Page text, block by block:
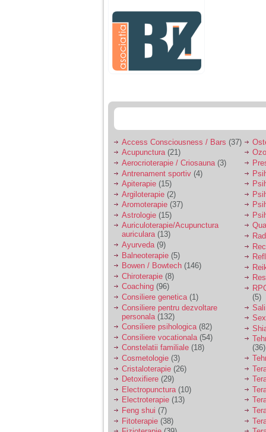
agresiva, orice
greseala era taxata cu
o palma sau pedepse.
De 4 ani am o relatie
serioasa cu un barbat
sa se manifeste o
Ma aflu aici pentru ca
vreau sa stiu daca am
nevoie de un psiholog
sau psihiatru.
Sunt casatorita, am
31 de ani si un copil in
varsta de 2 ani care
mi-e lumina ochilor.
De ceva timp simt ca
mi s-a adunat
oboseala, o oboseala
cronica de care nu pot
scapa si simt ca din
cauza ei nu pot
controla nervii si
cateodata are copilul
de suferit.
Am o bariera peste
care nu pot trece:
prietena mea a ramas
insarcinata cu o fata.
Am fost de comun
acord sa facem un
copil, cu gandul ca e
baiat.
Access Consciousness / Bars (37)
Acupunctura(21)
Aerocrioterapie / Criosauna (3)
Antrenament sportiv (4)
Apiterapie (15)
Argiloterapie (2)
Aromoterapie (37)
Astrologie (15)
Auriculoterapie/Acupunctura
auriculara(13)
Ayurveda(9)
Balneoterapie (5)
Bowen / Bowtech (146)
Chiroterapie (8)
Coaching (96)
Consiliere genetica(1)
Consiliere pentru dezvoltare
personala (132)
Consiliere psihologica(82)
Consiliere vocationala (54)
Constelatii familiale (18)
Cosmetologie (3)
Cristaloterapie (26)
Detoxifiere (29)
Electropunctura (10)
Electroterapie (13)
Feng shui (7)
Fitoterapie (38)
(5)
(36)